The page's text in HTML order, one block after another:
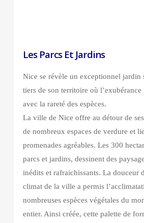
Les Parcs Et Jardins
Nice se révèle un exceptionnel jardin
tiers de son territoire où l’exubérance
avec la rareté des espèces.
La ville de Nice offre au détour de
de nombreux espaces de verdure et
promenades agréables. Les 300
parcs et jardins, dessinent des
inédits et rafraichissants. La douceur
climat de la ville a permis
nombreuses espèces végétales du
entier. Ainsi créée, cette palette de